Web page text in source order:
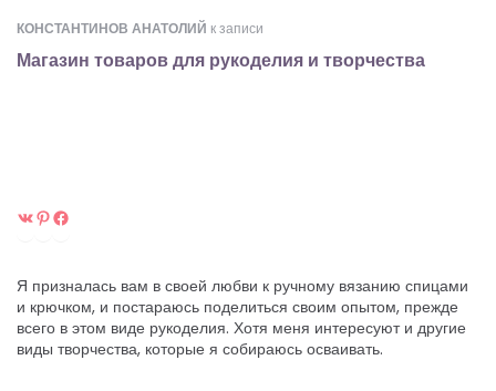
КОНСТАНТИНОВ АНАТОЛИЙ к записи
Магазин товаров для рукоделия и творчества
ВКонтакте
Pinterest
Я призналась вам в своей любви к ручному вязанию спицами
и крючком, и постараюсь поделиться своим опытом, прежде
всего в этом виде рукоделия. Хотя меня интересуют и другие
виды творчества, которые я собираюсь осваивать.